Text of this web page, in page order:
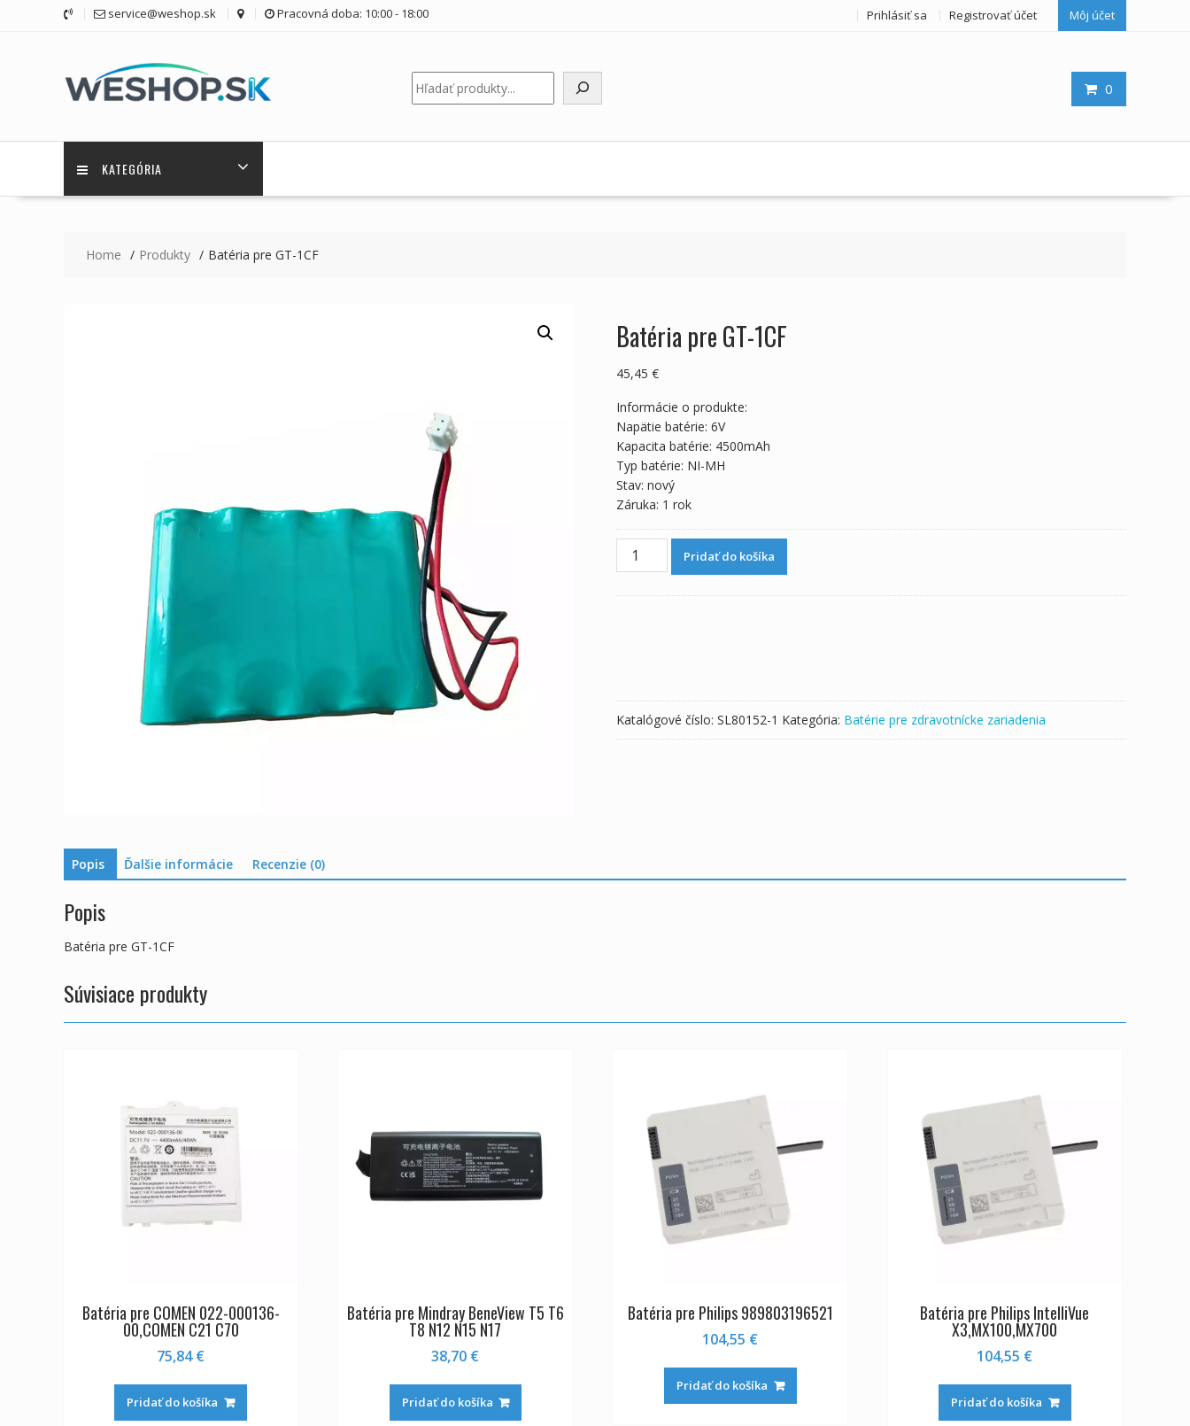
service@weshop.sk Pracovná doba: 10:00 - 18:00 Prihlásiť sa Registrovať účet Môj účet
0
Hľadať
KATEGÓRIA
Home Produkty Batéria pre GT-1CF
Batéria pre GT-1CF
45,45 €
Informácie o produkte:
Napätie batérie: 6V
Kapacita batérie: 4500mAh
Typ batérie: NI-MH
Stav: nový
Záruka: 1 rok
množstvo
Batéria
Pridať do košíka
Katalógové číslo: SL80152-1 Kategória: Batérie pre zdravotnícke zariadenia
Popis Ďalšie informácie Recenzie (0)
Popis
Batéria pre GT-1CF
Súvisiace produkty
Batéria pre COMEN 022-000136-
00,COMEN C21 C70
75,84€
Pridať do košíka
Batéria pre Mindray BeneView T5 T6
T8 N12 N15 N17
38,70 €
Pridať do košíka
Batéria pre Philips 989803196521
104,55 €
Pridať do košíka
Batéria pre Philips IntelliVue
X3,MX100,MX700
104,55 €
Pridať do košíka